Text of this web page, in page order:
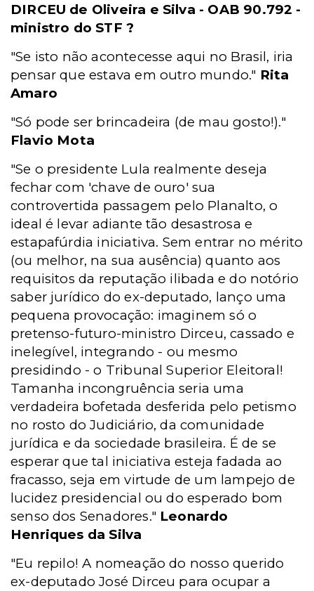
DIRCEU de Oliveira e Silva - OAB 90.792 -
ministro do STF ?
"Se isto não acontecesse aqui no Brasil, iria
pensar que estava em outro mundo." Rita
Amaro
"Só pode ser brincadeira (de mau gosto!)."
Flavio Mota
"Se o presidente Lula realmente deseja
fechar com 'chave de ouro' sua
controvertida passagem pelo Planalto, o
ideal é levar adiante tão desastrosa e
estapafúrdia iniciativa. Sem entrar no mérito
(ou melhor, na sua ausência) quanto aos
requisitos da reputação ilibada e do notório
saber jurídico do ex-deputado, lanço uma
pequena provocação: imaginem só o
pretenso-futuro-ministro Dirceu, cassado e
inelegível, integrando - ou mesmo
presidindo - o Tribunal Superior Eleitoral!
Tamanha incongruência seria uma
verdadeira bofetada desferida pelo petismo
no rosto do Judiciário, da comunidade
jurídica e da sociedade brasileira. É de se
esperar que tal iniciativa esteja fadada ao
fracasso, seja em virtude de um lampejo de
lucidez presidencial ou do esperado bom
senso dos Senadores." Leonardo
Henriques da Silva
"Eu repilo! A nomeação do nosso querido
ex-deputado José Dirceu para ocupar a